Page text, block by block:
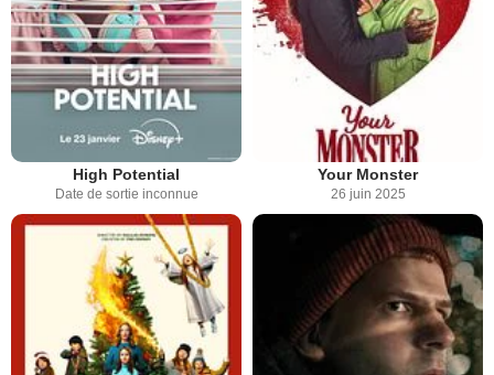
High Potential
Date de sortie inconnue
Your Monster
26 juin 2025